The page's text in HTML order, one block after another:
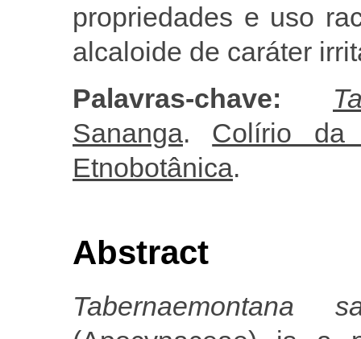
propriedades e uso
alcaloide de caráter
Palavras-chave:
Sananga.
Colírio da
Etnobotânica.
Abstract
Tabernaemontana